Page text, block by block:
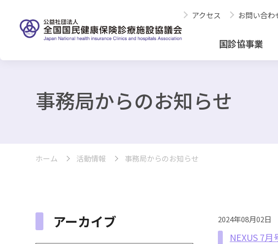
アクセス お問い合わ
国診協事業
事務局からのお知らせ
ホーム 活動情報 事務局からのお知らせ
2024年08月02日
NEXUS 7
アーカイブ